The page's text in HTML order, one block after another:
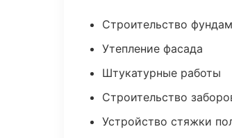
Строительство
Утепление фасада
Штукатурные работы
Строительство
Устройство стяжки